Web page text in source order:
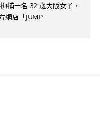
捕一名 32 歲大阪女子，
網店「JUMP